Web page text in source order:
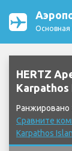
Основная
HERTZ
Karpathos
Ранжировано
Сравните
Karpathos